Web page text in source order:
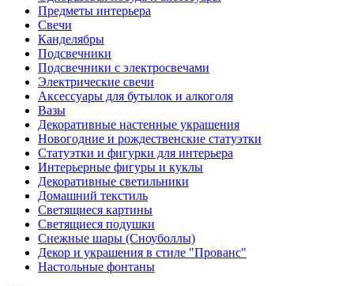
Предметы интерьера
Свечи
Канделябры
Подсвечники
Подсвечники с электросвечами
Электрические свечи
Аксессуары для бутылок и алкоголя
Вазы
Декоративные настенные украшения
Новогодние и рождественские статуэтки
Статуэтки и фигурки для интерьера
Интерьерные фигуры и куклы
Декоративные светильники
Домашний текстиль
Светящиеся картины
Светящиеся подушки
Снежные шары (Сноуболлы)
Декор и украшения в стиле "Прованс"
Настольные фонтаны